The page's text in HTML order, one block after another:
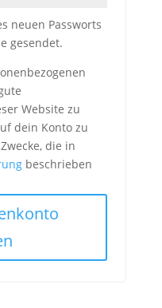
neuen Passworts
gesendet.
Website zu
dein Konto zu
die in
beschrieben